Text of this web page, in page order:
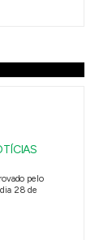
pelo
28 de